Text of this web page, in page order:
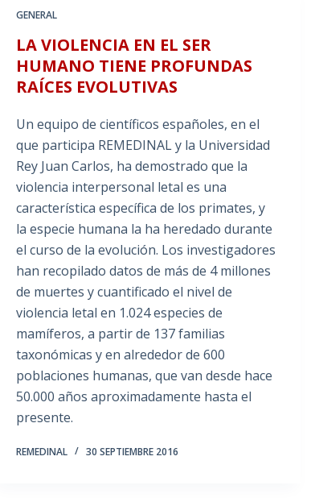
GENERAL
LA VIOLENCIA EN EL SER
HUMANO TIENE PROFUNDAS
RAÍCES EVOLUTIVAS
Un equipo de científicos españoles, en el
que participa REMEDINAL y la Universidad
Rey Juan Carlos, ha demostrado que la
violencia interpersonal letal es una
característica específica de los primates, y
la especie humana la ha heredado durante
el curso de la evolución. Los investigadores
han recopilado datos de más de 4 millones
de muertes y cuantificado el nivel de
violencia letal en 1.024 especies de
mamíferos, a partir de 137 familias
taxonómicas y en alrededor de 600
poblaciones humanas, que van desde hace
50.000 años aproximadamente hasta el
presente.
REMEDINAL 30 SEPTIEMBRE 2016